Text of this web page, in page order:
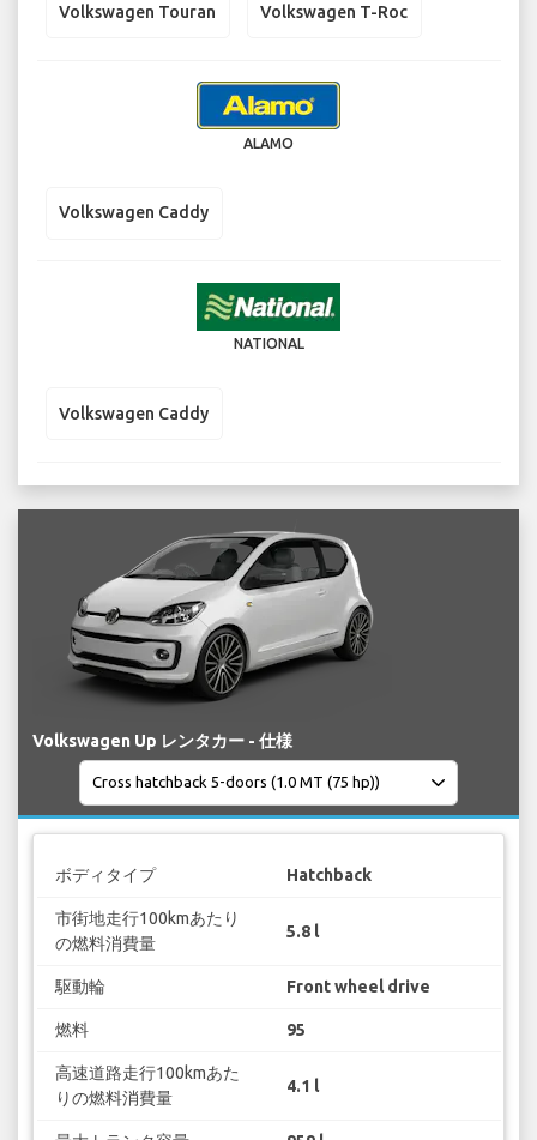
Volkswagen Touran Volkswagen T-Roc
ALAMO
Volkswagen Caddy
NATIONAL
Volkswagen Caddy
Volkswagen Up レンタカー - 仕様
ボディタイプ Hatchback
市街地走行100kmあたり
の燃料消費量
5.8 l
駆動輪 Front wheel drive
燃料 95
高速道路走行100kmあた
りの燃料消費量
4.1 l